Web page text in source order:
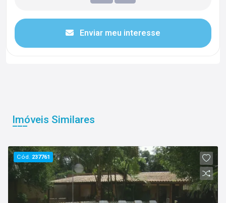
Enviar meu interesse
Imóveis Similares
Cód. 237761